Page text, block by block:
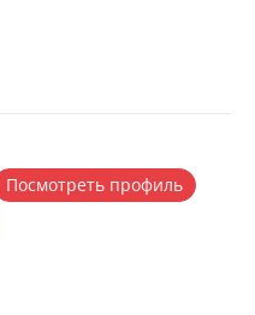
Посмотреть профиль